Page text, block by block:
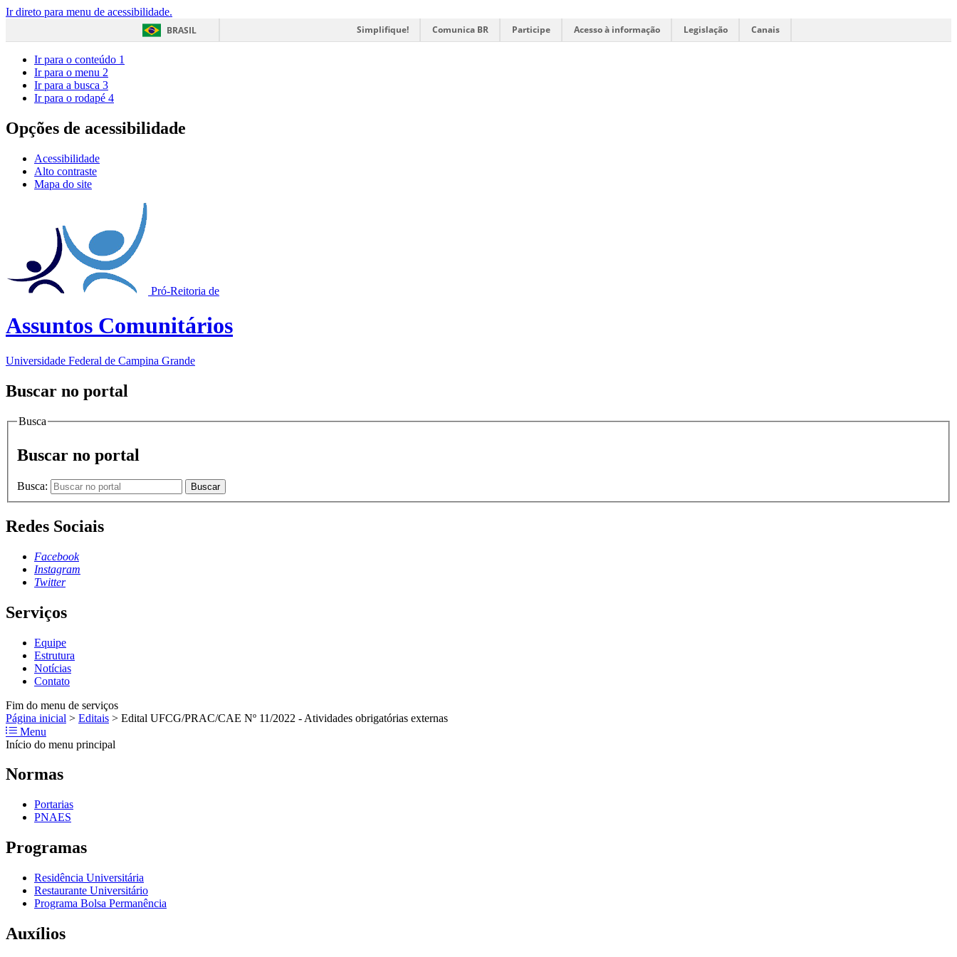
Ir direto para menu de acessibilidade.
BRASIL
Simplifique! Comunica BR Participe Acesso à informação Legislação Canais
Ir para o conteúdo 1
Ir para o menu 2
Ir para a busca 3
Ir para o rodapé 4
Opções de acessibilidade
Acessibilidade
Alto contraste
Mapa do site
Pró-Reitoria de
Assuntos Comunitários
Universidade Federal de Campina Grande
Buscar no portal
Busca
Buscar no portal
Busca: Buscar
Redes Sociais
Facebook
Instagram
Twitter
Serviços
Equipe
Estrutura
Notícias
Contato
Fim do menu de serviços
Página inicial > Editais > Edital UFCG/PRAC/CAE Nº 11/2022 - Atividades obrigatórias externas
Menu
Início do menu principal
Normas
Portarias
PNAES
Programas
Residência Universitária
Restaurante Universitário
Programa Bolsa Permanência
Auxílios